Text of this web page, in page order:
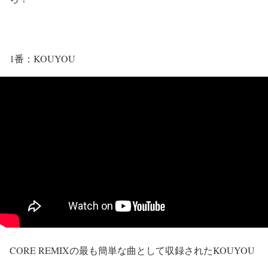
1番：KOUYOU
CORE REMIXの最も簡単な曲として収録されたKOUYOU